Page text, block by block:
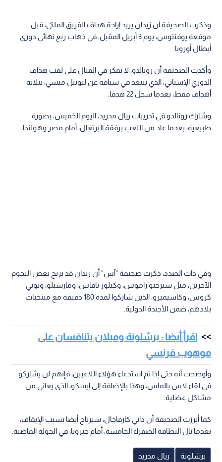
وذكرت الصحيفة أن زيدان يريد إراحة هداف الفريق الملكي، قبل
موقعة يوفنتوس، يوم 3 أبريل المقبل، في ذهاب ربع نهائي دوري
أبطال أوروبا.
وأكدت الصحيفة أن رونالدو، لا يفكر في القتال على لقب هداف
الدوري الإسباني، الذي يبتعد في سباقه عن ليونيل ميسي، بثلاثة
أهداف فقط، بعدما سجل 22 هدفا.
وشارك رونالدو في تدريبات ريال مدريد، اليوم الخميس، بصورة
طبيعية، بعدما عاد من اللعب برفقة البرتغال، أمام مصر وهولندا.
وفي ذات الصدد، ذكرت صحيفة "آس" أن زيدان قد يريح بعض النجوم
الآخرين، مثل سيرجيو راموس، وكيلور نافاس، ومارسيلو، وتوني
كروس، وكاسيميرو، الذين شاركوا لمدة 180 دقيقة مع منتخبات
بلادهم، ضمن الأجندة الدولية.
اقرأ أيضا : برشلونة وميلان يتنافسان على
موهوب فرنسي
وأوضحت أنه حتى إذا تم استدعاء هؤلاء اللاعبين، فإنهم لن يشاركو
في لقاء لاس بالماس، وهذا بالإضافة إلى إيسكو، الذي يعاني من
مشاكل عضلية.
كما أبرزت الصحيفة أن داني كارفاخال، سيرتاح أيضا بسبب الإيقاف،
بعدما نال البطاقة الصفراء الخامسة، أمام جيرونا، في الجولة الماضية.
برشلونة ريال مدريد